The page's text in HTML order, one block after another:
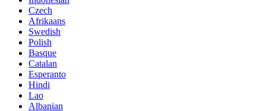
Czech
Afrikaans
Swedish
Polish
Basque
Catalan
Esperanto
Hindi
Lao
Albanian